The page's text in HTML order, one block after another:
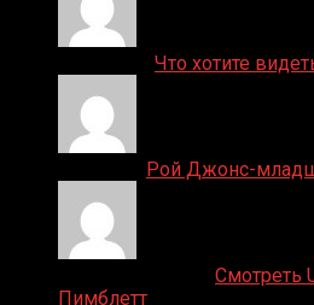
Что хотите
Рой Джонс-
Смотреть
Пимблетт